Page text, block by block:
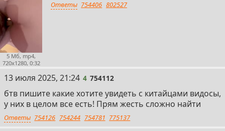
5 Мб, mp4,
720x1280, 0:32
Ответы 754406 802527
4
13 июля 2025, 21:24 4 754112
бтв пишите какие хотите увидеть с китайцами видосы,
у них в целом все есть! Прям жесть сложно найти
Ответы 754126 754244 754781 775137